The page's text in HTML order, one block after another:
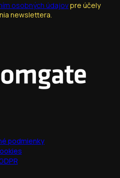
osobných údajovpre účely
newslettera.
podmienky